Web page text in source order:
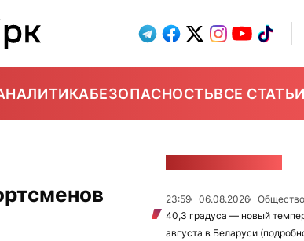
БЕЗОПАСНОСТЬВСЕ СТАТЬИ
23:59 06.08.2026
Общество
40,3 градуса — новый
августа в Беларуси